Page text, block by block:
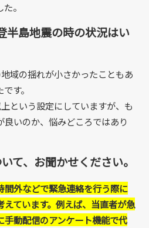
。
半島地震の時の状況はい
域の揺れが小さかったこともあ
す。
という設定にしていますが、も
いのか、悩みどころではあり
て、お聞かせください。
間外などで緊急連絡を行う際に
えています。例えば、当直者が急
手動配信のアンケート機能で代